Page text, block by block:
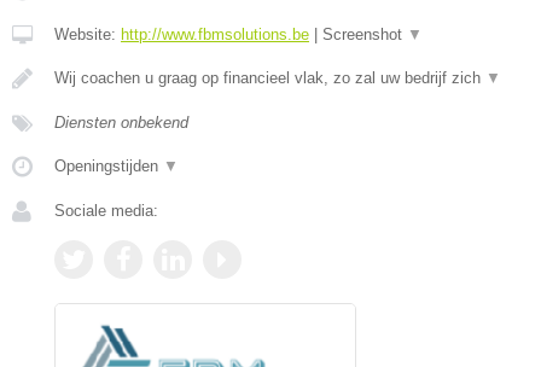
Website: http://www.fbmsolutions.be | Screenshot ▼
Wij coachen u graag op financieel vlak, zo zal uw bedrijf zich ▼
Diensten onbekend
Openingstijden ▼
Sociale media: